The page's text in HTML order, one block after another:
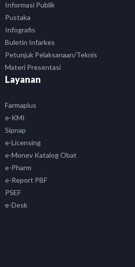
Informasi Publik
Pustaka
Infografis
Buletin Infarkes
Petunjuk Pelaksanaan/Teknis
Materi Presentasi
Layanan
Farmaplus
e-KMI
Sipnap
e-Licensing
e-Monev Katalog Obat
e-Pharm
e-Report PBF
PSEF
e-Desk